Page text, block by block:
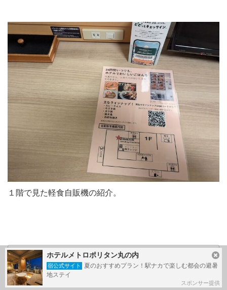
１階で見た軽食自販機の紹介。
もっと見る
ホテルメトロポリタン丸の内
宿公式サイト
夏のおすすめプラン！駅ナカで楽しむ都会の避暑
地ステイ
スポンサー提供